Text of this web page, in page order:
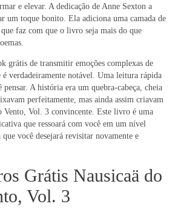
e elevar. A dedicação de Anne Sexton a
um toque bonito. Ela adiciona uma camada de
faz com que o livro seja mais do que
grátis de transmitir emoções complexas de
é verdadeiramente notável. Uma leitura rápida
pensar. A história era um quebra-cabeça, cheia
perfeitamente, mas ainda assim criavam
Vento, Vol. 3 convincente. Este livro é uma
que ressoará com você em um nível
você desejará revisitar novamente e
Grátis Nausicaä do
Vol. 3